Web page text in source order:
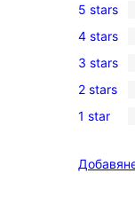
1
5-
star
review
5 stars
0
4-
star
reviews
4 stars
0
3-
star
3 stars
0
2-
reviews
2 stars
0
star
1 star